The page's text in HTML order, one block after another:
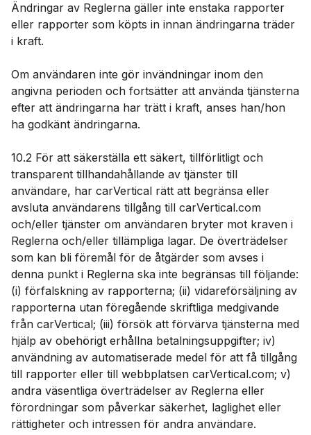
Ändringar av Reglerna gäller inte enstaka rapporter
eller rapporter som köpts in innan ändringarna träder
i kraft.
Om användaren inte gör invändningar inom den
angivna perioden och fortsätter att använda tjänsterna
efter att ändringarna har trätt i kraft, anses han/hon
ha godkänt ändringarna.
10.2 För att säkerställa ett säkert, tillförlitligt och
transparent tillhandahållande av tjänster till
användare, har carVertical rätt att begränsa eller
avsluta användarens tillgång till carVertical.com
och/eller tjänster om användaren bryter mot kraven i
Reglerna och/eller tillämpliga lagar. De överträdelser
som kan bli föremål för de åtgärder som avses i
denna punkt i Reglerna ska inte begränsas till följande:
(i) förfalskning av rapporterna; (ii) vidareförsäljning av
rapporterna utan föregående skriftliga medgivande
från carVertical; (iii) försök att förvärva tjänsterna med
hjälp av obehörigt erhållna betalningsuppgifter; iv)
användning av automatiserade medel för att få tillgång
till rapporter eller till webbplatsen carVertical.com; v)
andra väsentliga överträdelser av Reglerna eller
förordningar som påverkar säkerhet, laglighet eller
rättigheter och intressen för andra användare.